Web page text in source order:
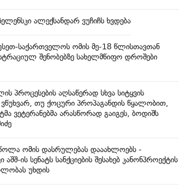
ალექსანდარ ვუჩიჩს ხვდება
საქართველოს ომის მე-18 წლისთავთან
შენობებზე სახელმწიფო დროშები
პროცესების აღსაწერად სხვა სიტყვის
ვწუხვარ, თუ ქოცური პროპაგანდის წყალობით,
ვეტერანებმა არასწორად გაიგეს, ბოდიშს
ომის დასრულებას დააახლოებს -
ის სენატს სანქციების შესახებ კანონპროექტის
უხდის